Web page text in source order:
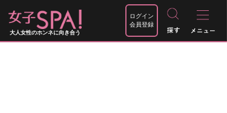
大人女性のホンネに向き合う
ログイン
会員登録